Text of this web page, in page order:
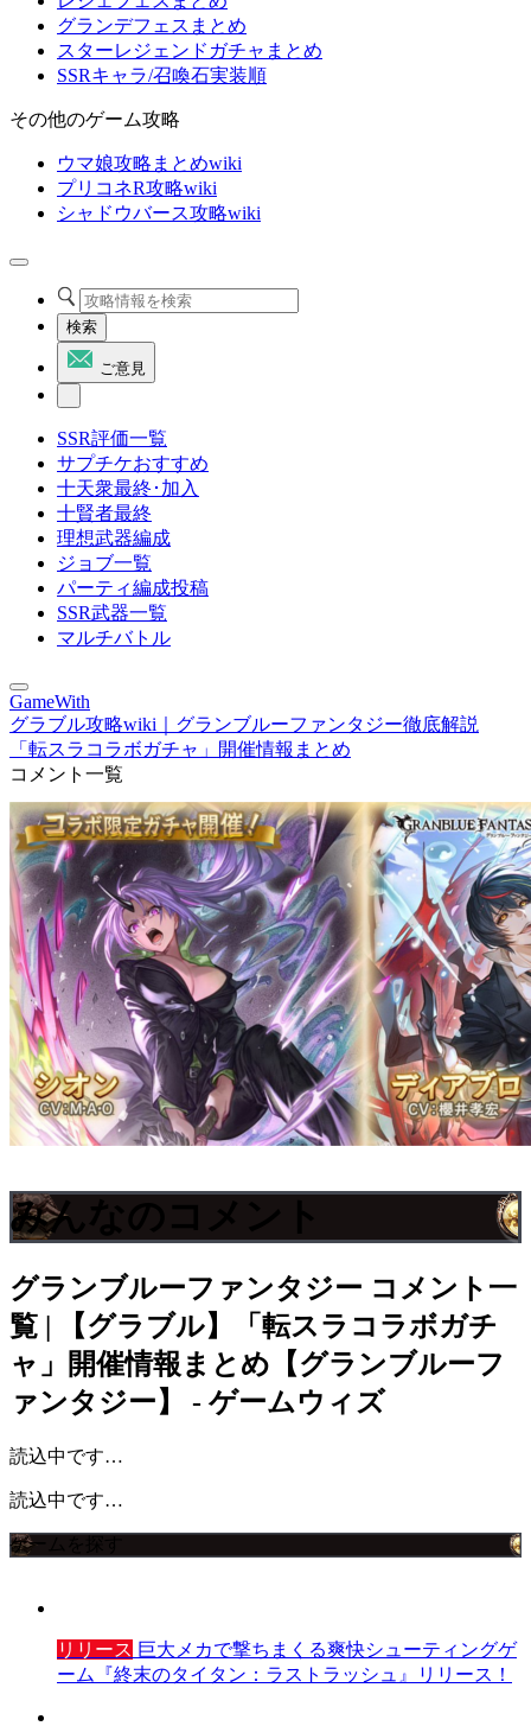
グランデフェスまとめ
スターレジェンドガチャまとめ
SSRキャラ/召喚石実装順
その他のゲーム攻略
ウマ娘攻略まとめwiki
プリコネR攻略wiki
シャドウバース攻略wiki
検索
ご意見
SSR評価一覧
サプチケおすすめ
十天衆最終･加入
十賢者最終
理想武器編成
ジョブ一覧
パーティ編成投稿
SSR武器一覧
マルチバトル
GameWith
グラブル攻略wiki｜グランブルーファンタジー徹底解説
「転スラコラボガチャ」開催情報まとめ
コメント一覧
みんなのコメント
グランブルーファンタジー コメント一
覧 | 【グラブル】「転スラコラボガチ
ャ」開催情報まとめ【グランブルーフ
ァンタジー】 - ゲームウィズ
読込中です…
読込中です…
ゲームを探す
リリース 巨大メカで撃ちまくる爽快シューティングゲ
ーム『終末のタイタン：ラストラッシュ』リリース！